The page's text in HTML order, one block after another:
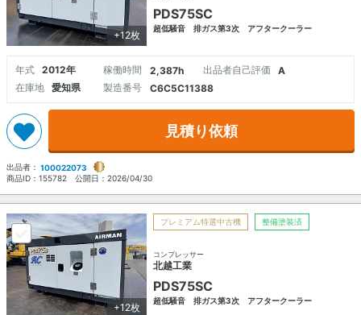
+12枚
PDS75SC
超低騒音 排ガス第3次 アフタークーラー
年式 2012年 稼働時間 2,387h 出品者自己評価
A
在庫地
愛知県 製造番号 C6C5C11388
見積り依頼
出品者： 100022073
商品ID： 155782 公開日： 2026/04/30
+12枚
プレミアム特選中古機 整備塗装済
コンプレッサー
北越工業
PDS75SC
超低騒音 排ガス第3次 アフタークーラー